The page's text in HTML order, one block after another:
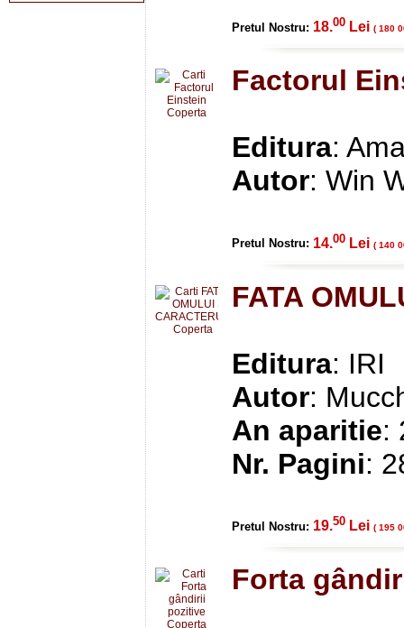
Pretul Nostru: 18.00 Lei ( 180
Factorul
Editura:
Autor: Win
Pretul Nostru: 14.00 Lei ( 140
FATA
Editura: IRI
Autor:
An aparitie:
Nr. Pagini:
Pretul Nostru: 19.50 Lei ( 195
Forta